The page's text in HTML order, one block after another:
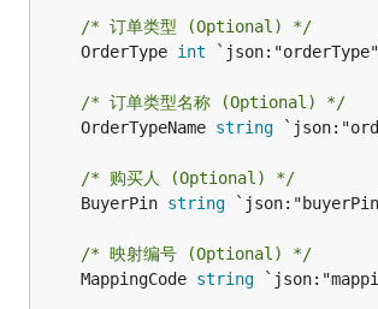
/* 订单类型 (Optional) */
	OrderType
int
/* 订单类型名称 (Optional) */
	OrderTypeName
string
/* 购买人 (Optional) */
	BuyerPin
string
/* 映射编号 (Optional) */
	MappingCode
string